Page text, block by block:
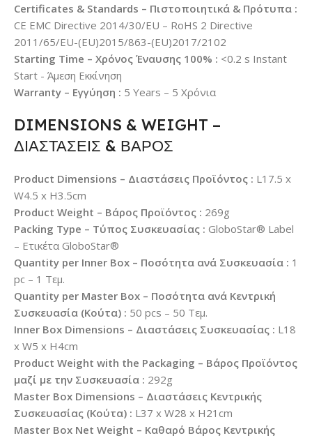
Certificates & Standards – Πιστοποιητικά & Πρότυπα :
CE EMC Directive 2014/30/EU – RoHS 2 Directive
2011/65/EU-(EU)2015/863-(EU)2017/2102
Starting Time – Χρόνος Έναυσης 100% : <0.2 s Instant
Start - Άμεση Εκκίνηση
Warranty – Εγγύηση : 5 Years – 5 Χρόνια
DIMENSIONS & WEIGHT –
ΔΙΑΣΤΑΣΕΙΣ & ΒΑΡΟΣ
Product Dimensions – Διαστάσεις Προϊόντος : L17.5 x
W4.5 x H3.5cm
Product Weight – Βάρος Προϊόντος : 269g
Packing Type – Τύπος Συσκευασίας : GloboStar® Label
– Ετικέτα GloboStar®
Quantity per Inner Box – Ποσότητα ανά Συσκευασία : 1
pc – 1 Τεμ.
Quantity per Master Box – Ποσότητα ανά Κεντρική
Συσκευασία (Κούτα) : 50 pcs – 50 Τεμ.
Inner Box Dimensions – Διαστάσεις Συσκευασίας : L18
x W5 x H4cm
Product Weight with the Packaging – Βάρος Προϊόντος
μαζί με την Συσκευασία : 292g
Master Box Dimensions – Διαστάσεις Κεντρικής
Συσκευασίας (Κούτα) : L37 x W28 x H21cm
Master Box Net Weight – Καθαρό Βάρος Κεντρικής